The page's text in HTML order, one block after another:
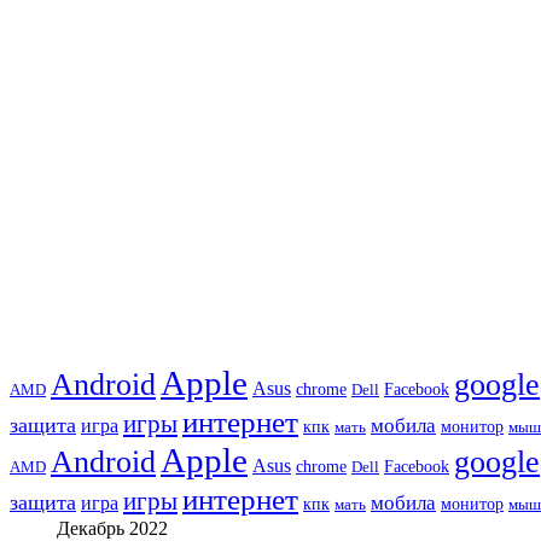
AMD Android Apple Asus chrome Dell Facebook google
защита игра игрыинтернет кпк мать мобила монитор
AMD Android Apple Asus chrome Dell Facebook google
защита игра игрыинтернет кпк мать мобила монитор
Декабрь 2022